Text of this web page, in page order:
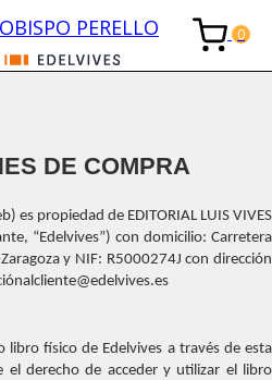
PERELLO
DE COMPRA
es propiedad de EDITORIAL LUIS VIVES
“Edelvives”) con domicilio: Carretera
y NIF: R5000274J con dirección
físico de Edelvives a través de esta
el derecho de acceder y utilizar el libro